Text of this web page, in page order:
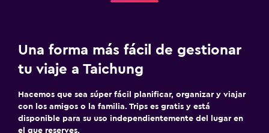
Una forma más fácil de gestionar
tu viaje a Taichung
Hacemos que sea súper fácil planificar, organizar y viajar
con los amigos o la familia. Trips es gratis y está
disponible para su uso independientemente del lugar en
el que reserves.